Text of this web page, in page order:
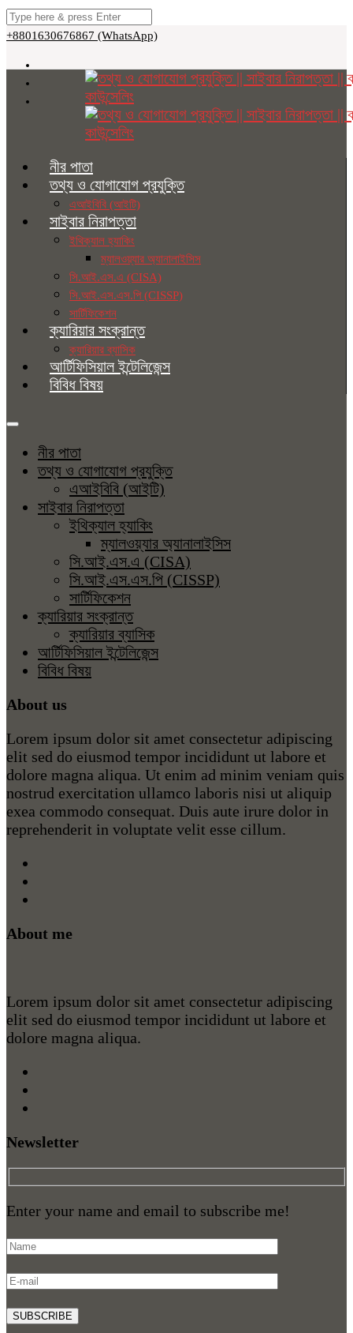
+8801630676867 (WhatsApp)
নীর পাতা
তথ্য ও যোগাযোগ প্রযুক্তি
এআইবিবি (আইটি)
সাইবার নিরাপত্তা
ইথিক্যাল হ্যাকিং
ম্যালওয়্যার অ্যানালাইসিস
সি.আই.এস.এ (CISA)
সি.আই.এস.এস.পি (CISSP)
সার্টিফিকেশন
ক্যারিয়ার সংক্রান্ত
ক্যারিয়ার ব্যাসিক
আর্টিফিসিয়াল ইন্টেলিজেন্স
বিবিধ বিষয়
নীর পাতা
তথ্য ও যোগাযোগ প্রযুক্তি
এআইবিবি (আইটি)
সাইবার নিরাপত্তা
ইথিক্যাল হ্যাকিং
ম্যালওয়্যার অ্যানালাইসিস
সি.আই.এস.এ (CISA)
সি.আই.এস.এস.পি (CISSP)
সার্টিফিকেশন
ক্যারিয়ার সংক্রান্ত
ক্যারিয়ার ব্যাসিক
আর্টিফিসিয়াল ইন্টেলিজেন্স
বিবিধ বিষয়
About us
Lorem ipsum dolor sit amet consectetur adipiscing
elit sed do eiusmod tempor incididunt ut labore et
dolore magna aliqua. Ut enim ad minim veniam quis
nostrud exercitation ullamco laboris nisi ut aliquip
exea commodo consequat. Duis aute irure dolor in
reprehenderit in voluptate velit esse cillum.
About me
Lorem ipsum dolor sit amet consectetur adipiscing
elit sed do eiusmod tempor incididunt ut labore et
dolore magna aliqua.
Newsletter
Enter your name and email to subscribe me!